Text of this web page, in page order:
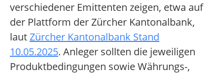
verschiedener Emittenten zeigen, etwa auf
der Plattform der Zürcher Kantonalbank,
lautZürcher Kantonalbank Stand
10.05.2025. Anleger sollten die jeweiligen
Produktbedingungen sowie Währungs-,